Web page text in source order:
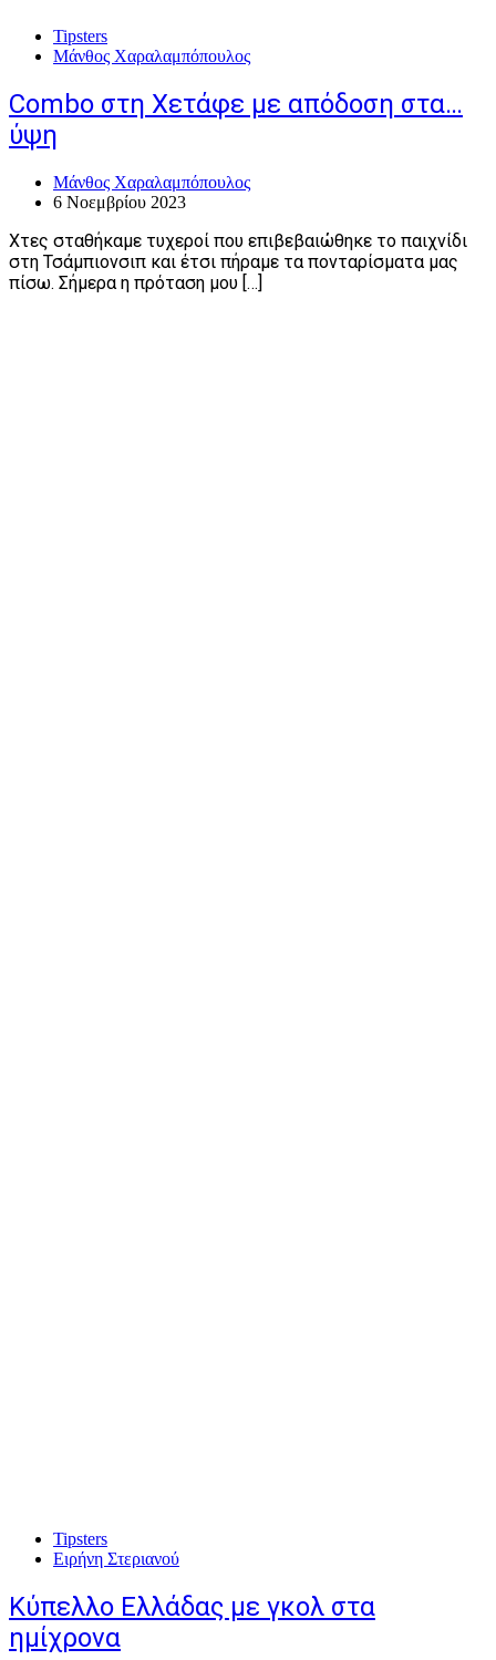
Tipsters
Μάνθος Χαραλαμπόπουλος
Combo στη Χετάφε με απόδοση στα…
ύψη
Μάνθος Χαραλαμπόπουλος
6 Νοεμβρίου 2023
Χτες σταθήκαμε τυχεροί που επιβεβαιώθηκε το παιχνίδι
στη Τσάμπιονσιπ και έτσι πήραμε τα πονταρίσματα μας
πίσω. Σήμερα η πρόταση μου […]
Tipsters
Ειρήνη Στεριανού
Κύπελλο Ελλάδας με γκολ στα
ημίχρονα